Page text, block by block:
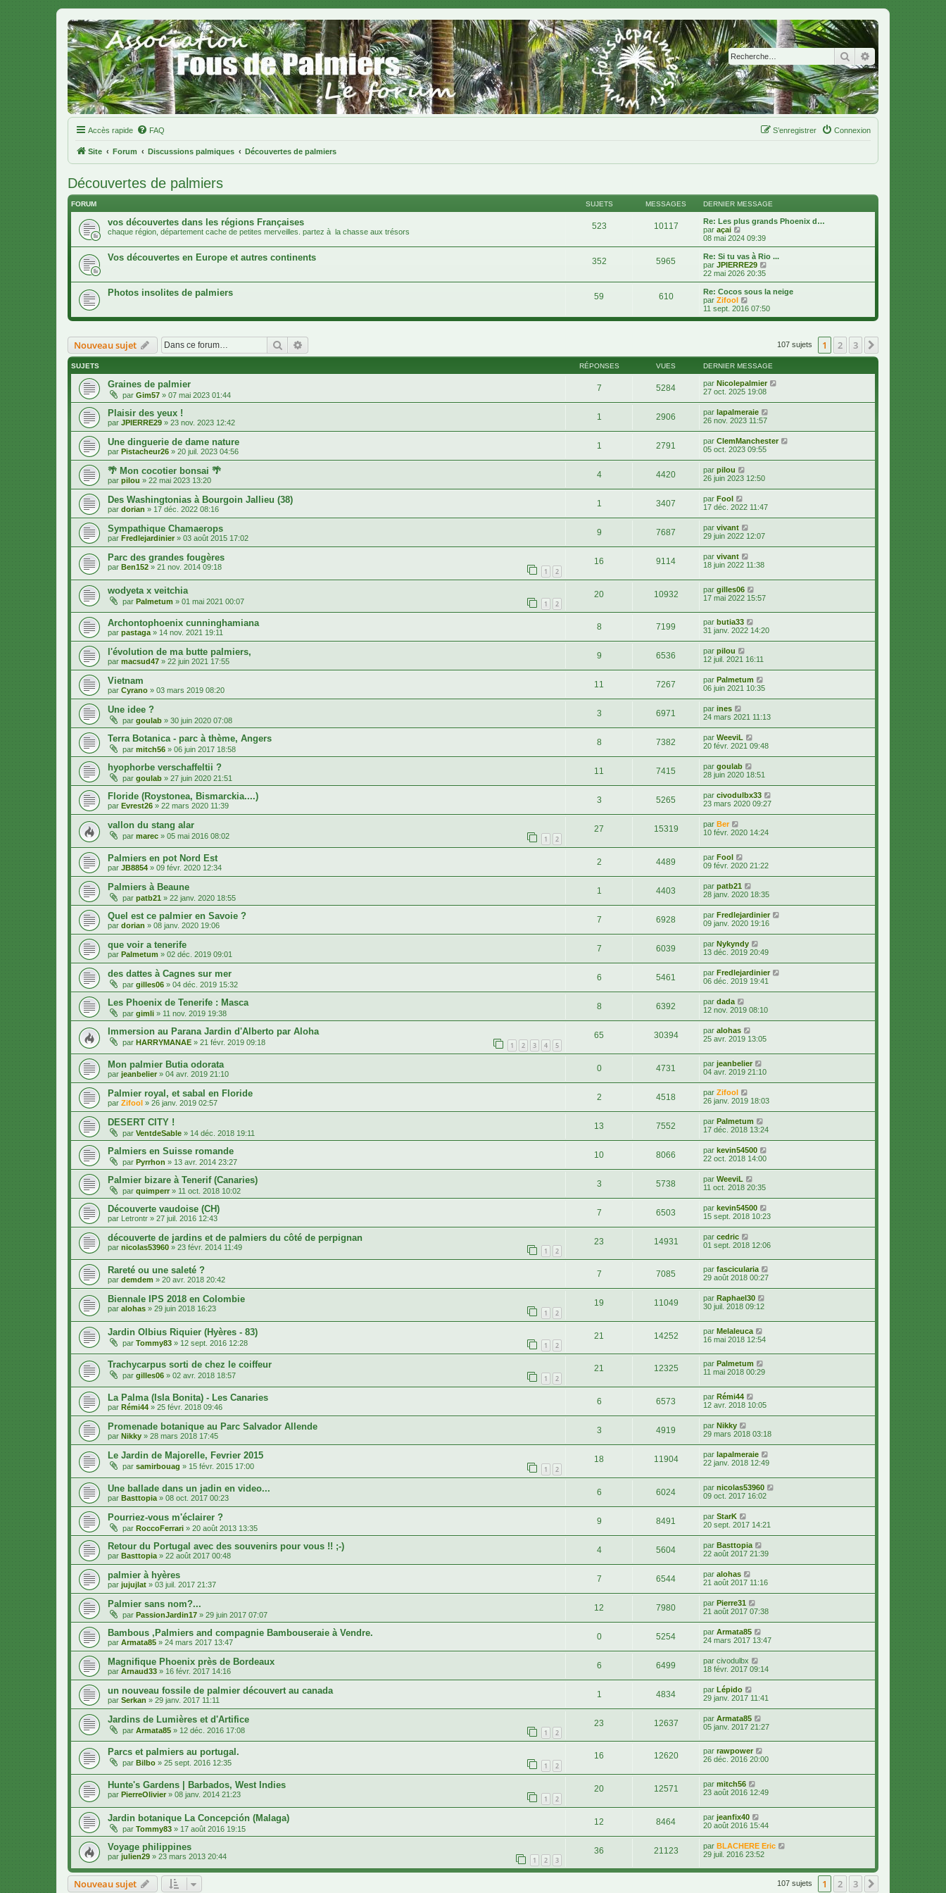
Rechercher
Accès rapide FAQ Connexion
S’enregistrer
Site Forum Discussions palmiques Découvertes de palmiers
Découvertes de palmiers
FORUM SUJETS MESSAGES DERNIER MESSAGE
vos découvertes dans les régions Françaises
chaque région, département cache de petites merveilles. partez à la chasse aux trésors
523 10117
Re: Les plus grands Phoenix d…
par açai
o
i
r
l
e
r
n
i
e
s
s
a
g
e
08 mai 2024 09:39
Vos découvertes en Europe et autres continents 352 5965
Re: Si tu vas à Rio ...
par JPIERRE29
i
r
e
e
e
r
m
e
g
22 mai 2026 20:35
Photos insolites de palmiers 59 610
Re: Cocos sous la neige
par Zifool
o
i
e
r
n
i
e
r
m
e
s
s
a
g
e
11 sept. 2016 07:50
Nouveau sujet Rechercher 107 sujets 1 2 3
SUJETS RÉPONSES VUES DERNIER MESSAGE
Graines de palmier
par Gim57 » 07 mai 2023 01:44
7 5284 par Nicolepalmier
27 oct. 2025 19:08
Plaisir des yeux !
par JPIERRE29 » 23 nov. 2023 12:42
1 2906 par lapalmeraie
26 nov. 2023 11:57
Une dinguerie de dame nature
par Pistacheur26 » 20 juil. 2023 04:56
1 2791 par ClemManchester
05 oct. 2023 09:55
🌴 Mon cocotier bonsai 🌴
par pilou » 22 mai 2023 13:20
4 4420 par pilou
26 juin 2023 12:50
Des Washingtonias à Bourgoin Jallieu (38)
par dorian » 17 déc. 2022 08:16
1 3407 par Fool
17 déc. 2022 11:47
Sympathique Chamaerops
par Fredlejardinier » 03 août 2015 17:02
9 7687 par vivant
29 juin 2022 12:07
Parc des grandes fougères
par Ben152 » 21 nov. 2014 09:18 1 2
16 9114 par vivant
18 juin 2022 11:38
wodyeta x veitchia
par Palmetum » 01 mai 2021 00:07 1 2
20 10932 par gilles06
17 mai 2022 15:57
Archontophoenix cunninghamiana
par pastaga » 14 nov. 2021 19:11
8 7199 par butia33
31 janv. 2022 14:20
l'évolution de ma butte palmiers,
par macsud47 » 22 juin 2021 17:55
9 6536 par pilou
12 juil. 2021 16:11
Vietnam
par Cyrano » 03 mars 2019 08:20
11 7267 par Palmetum
06 juin 2021 10:35
Une idee ?
par goulab » 30 juin 2020 07:08
3 6971 par ines
24 mars 2021 11:13
Terra Botanica - parc à thème, Angers
par mitch56 » 06 juin 2017 18:58
8 7382 par WeeviL
20 févr. 2021 09:48
hyophorbe verschaffeltii ?
par goulab » 27 juin 2020 21:51
11 7415 par goulab
28 juin 2020 18:51
Floride (Roystonea, Bismarckia....)
par Evrest26 » 22 mars 2020 11:39
3 5265 par civodulbx33
23 mars 2020 09:27
vallon du stang alar
par marec » 05 mai 2016 08:02 1 2
27 15319 par Ber
10 févr. 2020 14:24
Palmiers en pot Nord Est
par JB8854 » 09 févr. 2020 12:34
2 4489 par Fool
09 févr. 2020 21:22
Palmiers à Beaune
par patb21 » 22 janv. 2020 18:55
1 4403 par patb21
28 janv. 2020 18:35
Quel est ce palmier en Savoie ?
par dorian » 08 janv. 2020 19:06
7 6928 par Fredlejardinier
09 janv. 2020 19:16
que voir a tenerife
par Palmetum » 02 déc. 2019 09:01
7 6039 par Nykyndy
13 déc. 2019 20:49
des dattes à Cagnes sur mer
par gilles06 » 04 déc. 2019 15:32
6 5461 par Fredlejardinier
06 déc. 2019 19:41
Les Phoenix de Tenerife : Masca
par gimli » 11 nov. 2019 19:38
8 6392 par dada
12 nov. 2019 08:10
Immersion au Parana Jardin d'Alberto par Aloha
par HARRYMANAE » 21 févr. 2019 09:18 1 2 3 4 5
65 30394 par alohas
25 avr. 2019 13:05
Mon palmier Butia odorata
par jeanbelier » 04 avr. 2019 21:10
0 4731 par jeanbelier
04 avr. 2019 21:10
Palmier royal, et sabal en Floride
par Zifool » 26 janv. 2019 02:57
2 4518 par Zifool
26 janv. 2019 18:03
DESERT CITY !
par VentdeSable » 14 déc. 2018 19:11
13 7552 par Palmetum
17 déc. 2018 13:24
Palmiers en Suisse romande
par Pyrrhon » 13 avr. 2014 23:27
10 8066 par kevin54500
22 oct. 2018 14:00
Palmier bizare à Tenerif (Canaries)
par quimperr » 11 oct. 2018 10:02
3 5738 par WeeviL
11 oct. 2018 20:35
Découverte vaudoise (CH)
par Letrontr » 27 juil. 2016 12:43
7 6503 par kevin54500
15 sept. 2018 10:23
découverte de jardins et de palmiers du côté de perpignan
par nicolas53960 » 23 févr. 2014 11:49 1 2
23 14931 par cedric
01 sept. 2018 12:06
Rareté ou une saleté ?
par demdem » 20 avr. 2018 20:42
7 7085 par fascicularia
29 août 2018 00:27
Biennale IPS 2018 en Colombie
par alohas » 29 juin 2018 16:23 1 2
19 11049 par Raphael30
30 juil. 2018 09:12
Jardin Olbius Riquier (Hyères - 83)
par Tommy83 » 12 sept. 2016 12:28 1 2
21 14252 par Melaleuca
16 mai 2018 12:54
Trachycarpus sorti de chez le coiffeur
par gilles06 » 02 avr. 2018 18:57 1 2
21 12325 par Palmetum
11 mai 2018 00:29
La Palma (Isla Bonita) - Les Canaries
par Rémi44 » 25 févr. 2018 09:46
6 6573 par Rémi44
12 avr. 2018 10:05
Promenade botanique au Parc Salvador Allende
par Nikky » 28 mars 2018 17:45
3 4919 par Nikky
29 mars 2018 03:18
Le Jardin de Majorelle, Fevrier 2015
par samirbouag » 15 févr. 2015 17:00 1 2
18 11904 par lapalmeraie
22 janv. 2018 12:49
Une ballade dans un jadin en video...
par Basttopia » 08 oct. 2017 00:23
6 6024 par nicolas53960
09 oct. 2017 16:02
Pourriez-vous m'éclairer ?
par RoccoFerrari » 20 août 2013 13:35
9 8491 par StarK
20 sept. 2017 14:21
Retour du Portugal avec des souvenirs pour vous !! ;-)
par Basttopia » 22 août 2017 00:48
4 5604 par Basttopia
22 août 2017 21:39
palmier à hyères
par jujujlat » 03 juil. 2017 21:37
7 6544 par alohas
21 août 2017 11:16
Palmier sans nom?...
par PassionJardin17 » 29 juin 2017 07:07
12 7980 par Pierre31
21 août 2017 07:38
Bambous ,Palmiers and compagnie Bambouseraie à Vendre.
par Armata85 » 24 mars 2017 13:47
0 5254 par Armata85
24 mars 2017 13:47
Magnifique Phoenix près de Bordeaux
par Arnaud33 » 16 févr. 2017 14:16
6 6499 par civodulbx
18 févr. 2017 09:14
un nouveau fossile de palmier découvert au canada
par Serkan » 29 janv. 2017 11:11
1 4834 par Lépido
29 janv. 2017 11:41
Jardins de Lumières et d'Artifice
par Armata85 » 12 déc. 2016 17:08 1 2
23 12637 par Armata85
05 janv. 2017 21:27
Parcs et palmiers au portugal.
par Bilbo » 25 sept. 2016 12:35 1 2
16 12620 par rawpower
26 déc. 2016 20:00
Hunte's Gardens | Barbados, West Indies
par PierreOlivier » 08 janv. 2014 21:23 1 2
20 12571 par mitch56
23 août 2016 12:49
Jardin botanique La Concepción (Malaga)
par Tommy83 » 17 août 2016 19:15
12 8464 par jeanfix40
20 août 2016 15:44
Voyage philippines
par julien29 » 23 mars 2013 20:44 1 2 3
36 21123 par BLACHERE Eric
29 juil. 2016 23:52
Nouveau sujet 107 sujets 1 2 3